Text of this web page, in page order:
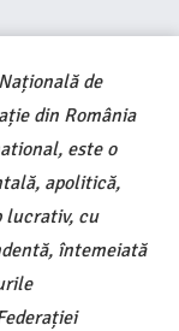
de
din România
este o
apolitică,
lucrativ, cu
întemeiată